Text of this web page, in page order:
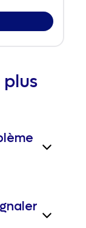
plus